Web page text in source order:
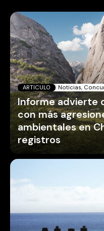
ARTICULO Noticias,
Informe advierte
con más
ambientales en
registros